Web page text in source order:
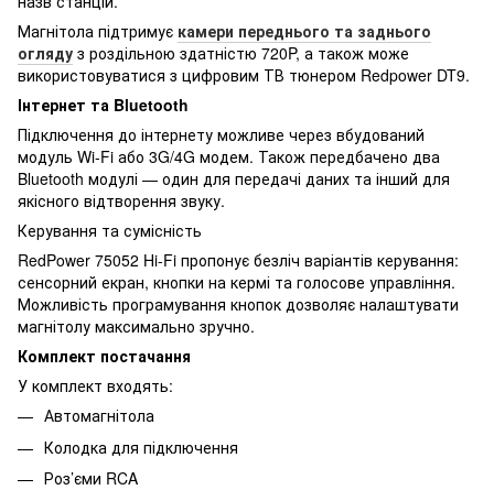
Магнітола підтримує камери переднього та заднього
огляду з роздільною здатністю 720P, а також може
використовуватися з цифровим ТВ тюнером Redpower DT9.
Інтернет та Bluetooth
Підключення до інтернету можливе через вбудований
модуль Wi-Fi або 3G/4G модем. Також передбачено два
Bluetooth модулі — один для передачі даних та інший для
якісного відтворення звуку.
Керування та сумісність
RedPower 75052 Hi-Fi пропонує безліч варіантів керування:
сенсорний екран, кнопки на кермі та голосове управління.
Можливість програмування кнопок дозволяє налаштувати
магнітолу максимально зручно.
Комплект постачання
У комплект входять:
Автомагнітола
Колодка для підключення
Роз’єми RCA